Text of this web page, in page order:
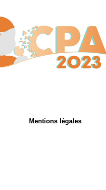
Mentions légales